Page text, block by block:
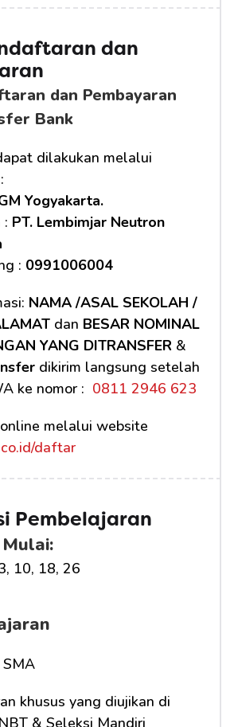
dan
dan Pembayaran
Bank
dilakukan melalui
Yogyakarta.
PT. Lembimjar Neutron
: 0991006004
NAMA /ASAL SEKOLAH /
dan BESAR NOMINAL
YANG DITRANSFER
dikirim langsung setelah
ke nomor : 0811 2946 623
daftar
Pembelajaran
10, 18, 26
khusus yang diujikan di
& Seleksi Mandiri